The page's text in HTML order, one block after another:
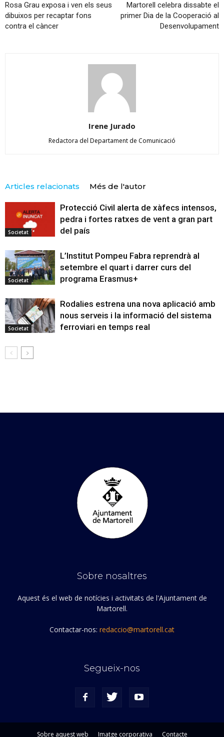
Rosa Grau exposa i ven els seus
dibuixos per recaptar fons
contra el càncer
Martorell celebra dissabte el
primer Dia de la Cooperació al
Desenvolupament
Irene Jurado
Redactora del Departament de Comunicació
Articles relacionats Més de l'autor
Societat
Protecció Civil alerta de xàfecs intensos,
pedra i fortes ratxes de vent a gran part
del país
Societat
L’Institut Pompeu Fabra reprendrà al
setembre el quart i darrer curs del
programa Erasmus+
Societat
Rodalies estrena una nova aplicació amb
nous serveis i la informació del sistema
ferroviari en temps real
Sobre nosaltres
Aquest és el web de notícies i activitats de l'Ajuntament de
Martorell.
Contactar-nos: redaccio@martorell.cat
Segueix-nos
Sobre aquest web Imatge corporativa Contacte